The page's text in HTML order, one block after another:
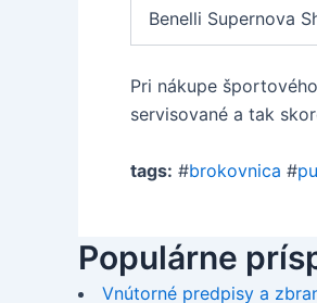
Benelli Supernova
Pri nákupe
servisované a tak
tags: #brokovnica #
Populárne
Vnútorné predpisy a